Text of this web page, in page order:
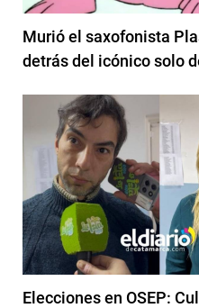
Murió el saxofonista
detrás del icónico solo
Elecciones en OSEP: